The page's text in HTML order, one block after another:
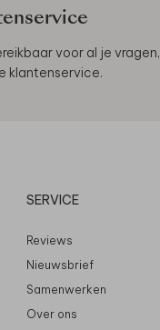
voor al je vragen,
klantenservice.
SERVICE
Reviews
Nieuwsbrief
Samenwerken
Over ons